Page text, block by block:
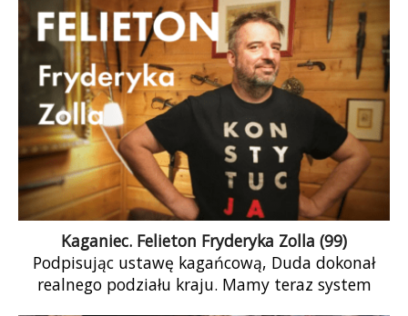
Kaganiec. Felieton Fryderyka Zolla (99)
Podpisując ustawę kagańcową, Duda dokonał
realnego podziału kraju. Mamy teraz system